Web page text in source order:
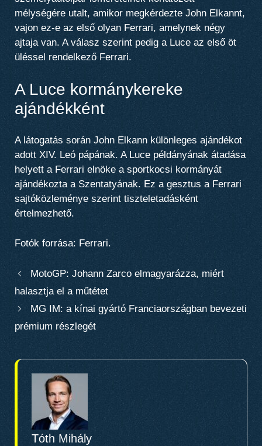
mélységére utalt, amikor megkérdezte John Elkannt,
vajon ez-e az első olyan Ferrari, amelynek négy
ajtaja van. A válasz szerint pedig a Luce az első öt
üléssel rendelkező Ferrari.
A Luce kormánykereke
ajándékként
A látogatás során John Elkann különleges ajándékot
adott XIV. Leó pápának. A Luce példányának átadása
helyett a Ferrari elnöke a sportkocsi kormányát
ajándékozta a Szentatyának. Ez a gesztus a Ferrari
sajtóközleménye szerint tiszteletadásként
értelmezhető.
Fotók forrása: Ferrari.
MotoGP: Johann Zarco elmagyarázza, miért
halasztja el a műtétet
MG IM: a kínai gyártó Franciaországban bevezeti
prémium részlegét
Tóth Mihály